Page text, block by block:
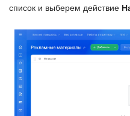
список и выберем действие